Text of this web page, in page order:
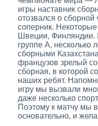
игры наставник
отозвался о
соперник.
Швеции, Финляндии.
группе А, несколько
сборными
французов зрелый
сборная, в которой
наших ребят.
игру мы вызвали
даже несколько
Поэтому к матчу мы
основательно, и